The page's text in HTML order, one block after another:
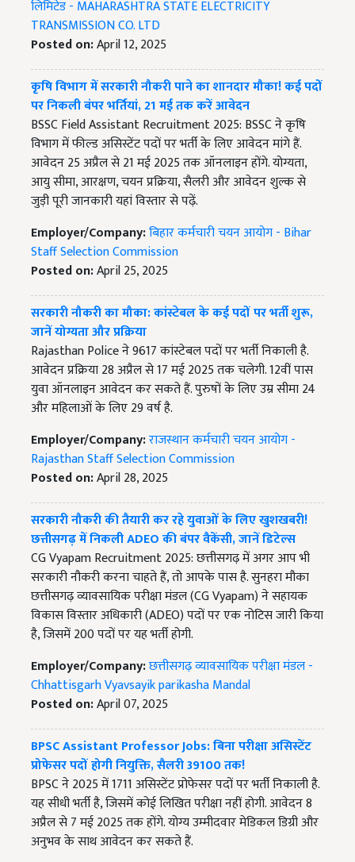
लिमिटेड - MAHARASHTRA STATE ELECTRICITY
TRANSMISSION CO. LTD
Posted on:April 12, 2025
कृषि विभाग में सरकारी नौकरी पाने का शानदार मौका! कई पदों
पर निकली बंपर भर्तियां, 21 मई तक करें आवेदन
BSSC Field Assistant Recruitment 2025: BSSC ने कृषि
विभाग में फील्ड असिस्टेंट पदों पर भर्ती के लिए आवेदन मांगे हैं.
आवेदन 25 अप्रैल से 21 मई 2025 तक ऑनलाइन होंगे. योग्यता,
आयु सीमा, आरक्षण, चयन प्रक्रिया, सैलरी और आवेदन शुल्क से
जुड़ी पूरी जानकारी यहां विस्तार से पढ़ें.
Employer/Company:बिहार कर्मचारी चयन आयोग - Bihar
Staff Selection Commission
Posted on:April 25, 2025
सरकारी नौकरी का मौका: कांस्टेबल के कई पदों पर भर्ती शुरू,
जानें योग्यता और प्रक्रिया
Rajasthan Police ने 9617 कांस्टेबल पदों पर भर्ती निकाली है.
आवेदन प्रक्रिया 28 अप्रैल से 17 मई 2025 तक चलेगी. 12वीं पास
युवा ऑनलाइन आवेदन कर सकते हैं. पुरुषों के लिए उम्र सीमा 24
और महिलाओं के लिए 29 वर्ष है.
Employer/Company:राजस्थान कर्मचारी चयन आयोग -
Rajasthan Staff Selection Commission
Posted on:April 28, 2025
सरकारी नौकरी की तैयारी कर रहे युवाओं के लिए खुशखबरी!
छत्तीसगढ़ में निकली ADEO की बंपर वैकेंसी, जानें डिटेल्स
CG Vyapam Recruitment 2025: छत्तीसगढ़ में अगर आप भी
सरकारी नौकरी करना चाहते हैं, तो आपके पास है. सुनहरा मौका
छत्तीसगढ़ व्यावसायिक परीक्षा मंडल (CG Vyapam) ने सहायक
विकास विस्तार अधिकारी (ADEO) पदों पर एक नोटिस जारी किया
है, जिसमें 200 पदों पर यह भर्ती होगी.
Employer/Company:छत्तीसगढ़ व्यावसायिक परीक्षा मंडल -
Chhattisgarh Vyavsayik parikasha Mandal
Posted on:April 07, 2025
BPSC Assistant Professor Jobs: बिना परीक्षा असिस्टेंट
प्रोफेसर पदों होगी नियुक्ति, सैलरी 39100 तक!
BPSC ने 2025 में 1711 असिस्टेंट प्रोफेसर पदों पर भर्ती निकाली है.
यह सीधी भर्ती है, जिसमें कोई लिखित परीक्षा नहीं होगी. आवेदन 8
अप्रैल से 7 मई 2025 तक होंगे. योग्य उम्मीदवार मेडिकल डिग्री और
अनुभव के साथ आवेदन कर सकते हैं.